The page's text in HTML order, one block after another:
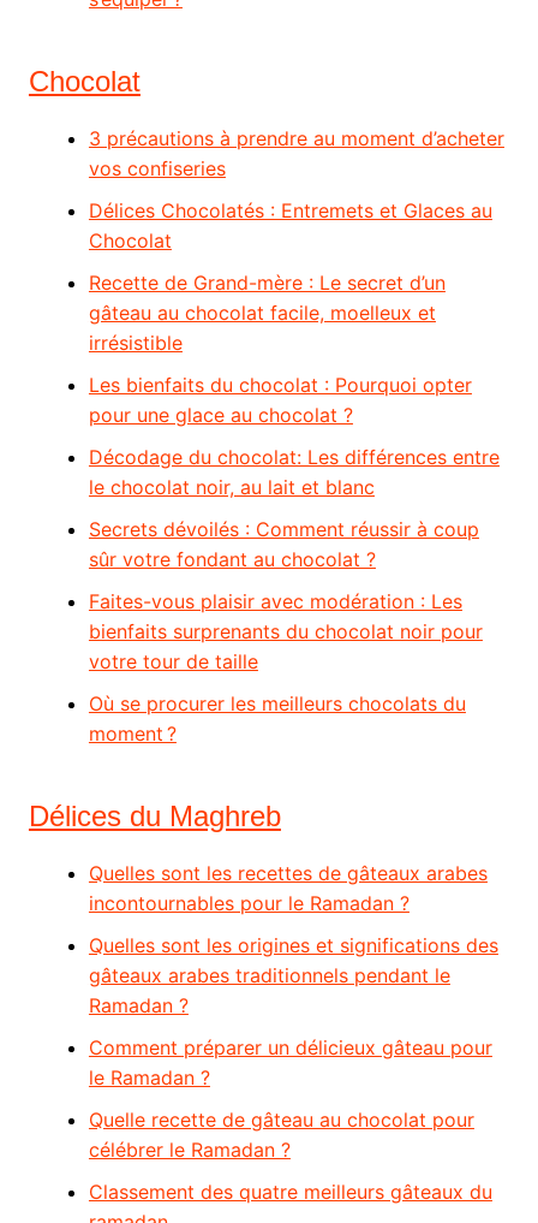
Chocolat
3 précautions à prendre au moment d’acheter
vos confiseries
Délices Chocolatés : Entremets et Glaces au
Chocolat
Recette de Grand-mère : Le secret d’un
gâteau au chocolat facile, moelleux et
irrésistible
Les bienfaits du chocolat : Pourquoi opter
pour une glace au chocolat ?
Décodage du chocolat: Les différences entre
le chocolat noir, au lait et blanc
Secrets dévoilés : Comment réussir à coup
sûr votre fondant au chocolat ?
Faites-vous plaisir avec modération : Les
bienfaits surprenants du chocolat noir pour
votre tour de taille
Où se procurer les meilleurs chocolats du
moment ?
Délices du Maghreb
Quelles sont les recettes de gâteaux arabes
incontournables pour le Ramadan ?
Quelles sont les origines et significations des
gâteaux arabes traditionnels pendant le
Ramadan ?
Comment préparer un délicieux gâteau pour
le Ramadan ?
Quelle recette de gâteau au chocolat pour
célébrer le Ramadan ?
Classement des quatre meilleurs gâteaux du